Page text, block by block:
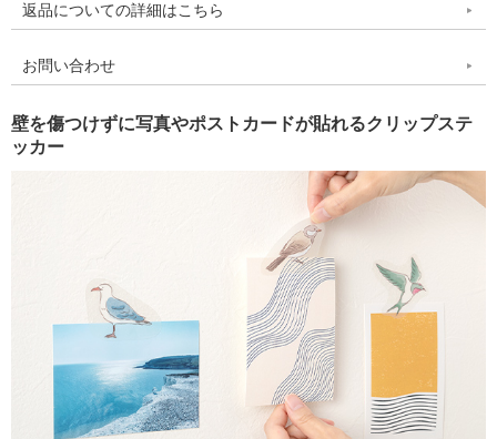
返品についての詳細はこちら
お問い合わせ
壁を傷つけずに写真やポストカードが貼れるクリップステ
ッカー